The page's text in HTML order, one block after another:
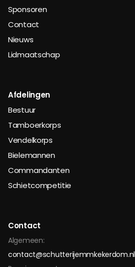
Sponsoren
Contact
Nieuws
Lidmaatschap
Afdelingen
Bestuur
Tamboerkorps
Vendelkorps
Bielemannen
Commandanten
Schietcompetitie
Contact
Algemeen:
contact@schutterijemmkekerdom.nl